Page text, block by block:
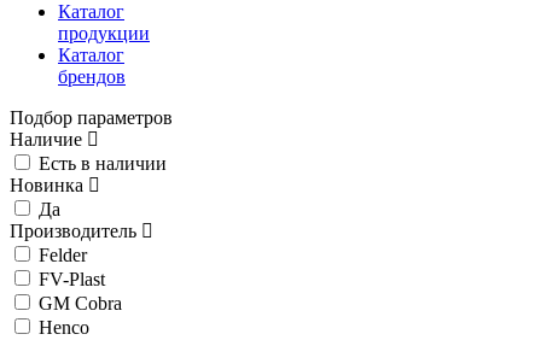
Каталог
продукции
Каталог
брендов
Подбор параметров
Наличие
Есть в наличии
Новинка
Да
Производитель
Felder
FV-Plast
GM Cobra
Henco